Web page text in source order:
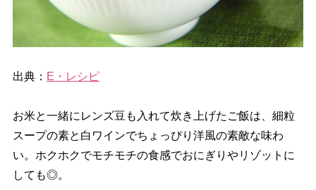
出典： E・レシピ
お米と一緒にレンズ豆も入れて炊き上げたご飯は、細粒
スープの素と白ワインでちょっぴり洋風の素敵な味わ
い。ホクホクでモチモチの食感でおにぎりやリゾットに
しても◎。